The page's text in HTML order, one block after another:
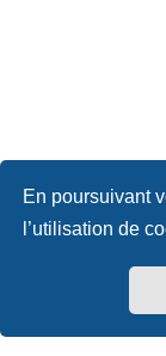
En poursuivant
l’utilisation de